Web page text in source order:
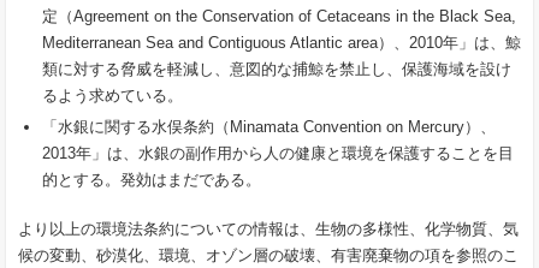
定（Agreement on the Conservation of Cetaceans in the Black Sea,
Mediterranean Sea and Contiguous Atlantic area）、2010年」は、鯨
類に対する脅威を軽減し、意図的な捕鯨を禁止し、保護海域を設け
るよう求めている。
「水銀に関する水俣条約（Minamata Convention on Mercury）、
2013年」は、水銀の副作用から人の健康と環境を保護することを目
的とする。発効はまだである。
より以上の環境法条約についての情報は、生物の多様性、化学物質、気
候の変動、砂漠化、環境、オゾン層の破壊、有害廃棄物の項を参照のこ